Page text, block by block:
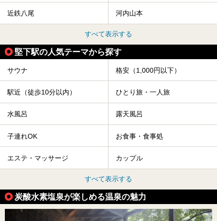
近鉄八尾 河内山本
すべて表示する
堅下駅の人気テーマから探す
サウナ 格安（1,000円以下）
駅近（徒歩10分以内） ひとり旅・一人旅
水風呂 露天風呂
子連れOK お食事・食事処
エステ・マッサージ カップル
すべて表示する
炭酸水素塩泉が楽しめる温泉の魅力